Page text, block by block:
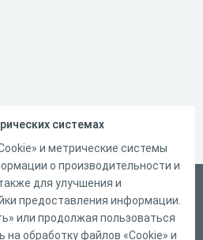
системах
и метрические системы
о производительности и
для улучшения и
предоставления информации.
или продолжая пользоваться
на обработку файлов «Cookie» и